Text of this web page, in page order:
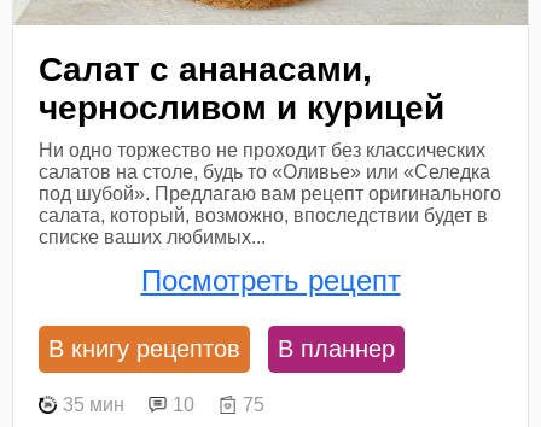
Салат с ананасами,
черносливом и курицей
Ни одно торжество не проходит без классических
салатов на столе, будь то «Оливье» или «Селедка
под шубой». Предлагаю вам рецепт оригинального
салата, который, возможно, впоследствии будет в
списке ваших любимых...
Посмотреть рецепт
В книгу рецептов В планнер
35 мин 10 75